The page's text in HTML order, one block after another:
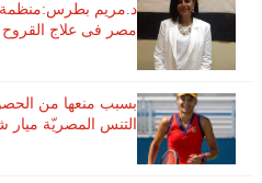
مصر فى علاج القروح
بسبب منعها من
التنس​ المصريّة ​ميار